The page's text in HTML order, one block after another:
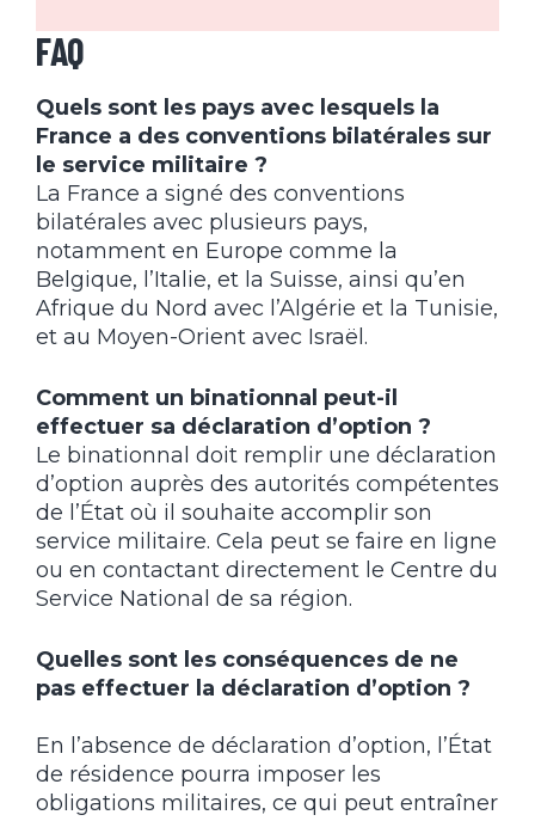
FAQ
Quels sont les pays avec lesquels la
France a des conventions bilatérales sur
le service militaire ?
La France a signé des conventions
bilatérales avec plusieurs pays,
notamment en Europe comme la
Belgique, l’Italie, et la Suisse, ainsi qu’en
Afrique du Nord avec l’Algérie et la Tunisie,
et au Moyen-Orient avec Israël.
Comment un binationnal peut-il
effectuer sa déclaration d’option ?
Le binationnal doit remplir une déclaration
d’option auprès des autorités compétentes
de l’État où il souhaite accomplir son
service militaire. Cela peut se faire en ligne
ou en contactant directement le Centre du
Service National de sa région.
Quelles sont les conséquences de ne
pas effectuer la déclaration d’option ?
En l’absence de déclaration d’option, l’État
de résidence pourra imposer les
obligations militaires, ce qui peut entraîner